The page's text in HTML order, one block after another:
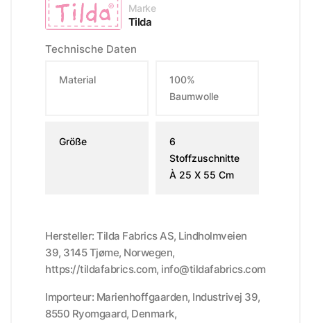
Marke
Tilda
Technische Daten
Material
100%
Baumwolle
Größe
6
Stoffzuschnitte
À 25 X 55 Cm
Hersteller: Tilda Fabrics AS, Lindholmveien
39, 3145 Tjøme, Norwegen,
https://tildafabrics.com, info@tildafabrics.com
Importeur: Marienhoffgaarden, Industrivej 39,
8550 Ryomgaard, Denmark,